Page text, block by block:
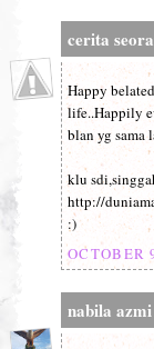
cerita
Happy
life..Happily
blan yg sama
klu
http://
:)
OCTOBER
nabila azmi